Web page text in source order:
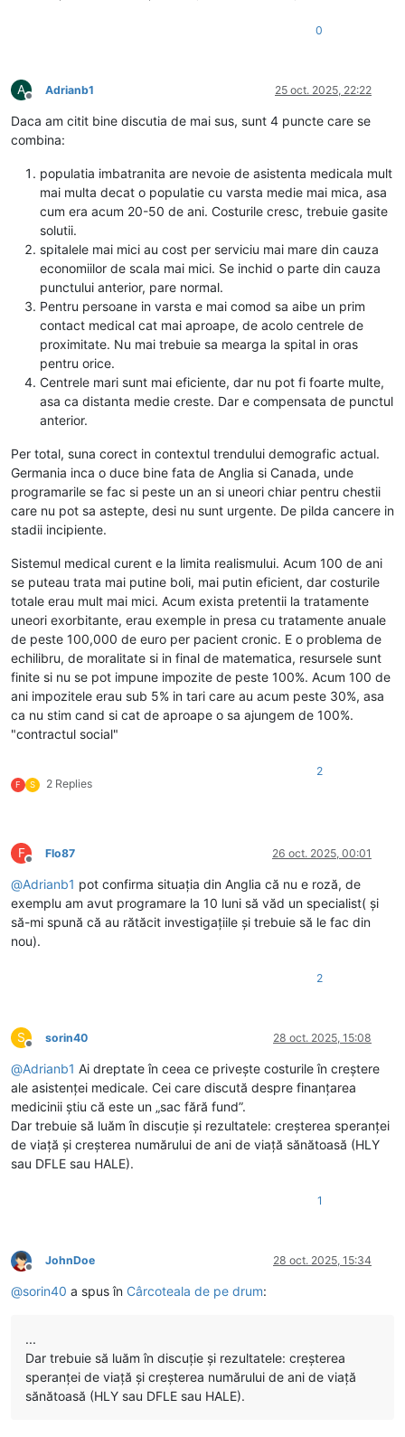
0
A
Deconectat
Adrianb1 25 oct. 2025, 22:22
Daca am citit bine discutia de mai sus, sunt 4 puncte care se
combina:
populatia imbatranita are nevoie de asistenta medicala mult
mai multa decat o populatie cu varsta medie mai mica, asa
cum era acum 20-50 de ani. Costurile cresc, trebuie gasite
solutii.
spitalele mai mici au cost per serviciu mai mare din cauza
economiilor de scala mai mici. Se inchid o parte din cauza
punctului anterior, pare normal.
Pentru persoane in varsta e mai comod sa aibe un prim
contact medical cat mai aproape, de acolo centrele de
proximitate. Nu mai trebuie sa mearga la spital in oras
pentru orice.
Centrele mari sunt mai eficiente, dar nu pot fi foarte multe,
asa ca distanta medie creste. Dar e compensata de punctul
anterior.
Per total, suna corect in contextul trendului demografic actual.
Germania inca o duce bine fata de Anglia si Canada, unde
programarile se fac si peste un an si uneori chiar pentru chestii
care nu pot sa astepte, desi nu sunt urgente. De pilda cancere in
stadii incipiente.
Sistemul medical curent e la limita realismului. Acum 100 de ani
se puteau trata mai putine boli, mai putin eficient, dar costurile
totale erau mult mai mici. Acum exista pretentii la tratamente
uneori exorbitante, erau exemple in presa cu tratamente anuale
de peste 100,000 de euro per pacient cronic. E o problema de
echilibru, de moralitate si in final de matematica, resursele sunt
finite si nu se pot impune impozite de peste 100%. Acum 100 de
ani impozitele erau sub 5% in tari care au acum peste 30%, asa
ca nu stim cand si cat de aproape o sa ajungem de 100%.
"contractul social"
F S 2 Replies
2
F
Deconectat
Flo87 26 oct. 2025, 00:01
@Adrianb1 pot confirma situația din Anglia că nu e roză, de
exemplu am avut programare la 10 luni să văd un specialist( și
să-mi spună că au rătăcit investigațiile și trebuie să le fac din
nou).
2
S
Deconectat
sorin40 28 oct. 2025, 15:08
@Adrianb1 Ai dreptate în ceea ce privește costurile în creștere
ale asistenței medicale. Cei care discută despre finanțarea
medicinii știu că este un „sac fără fund”.
Dar trebuie să luăm în discuție și rezultatele: creșterea speranței
de viață și creșterea numărului de ani de viață sănătoasă (HLY
sau DFLE sau HALE).
1
Deconectat
JohnDoe 28 oct. 2025, 15:34
@sorin40 a spus în Cârcoteala de pe drum:
...
Dar trebuie să luăm în discuție și rezultatele: creșterea
speranței de viață și creșterea numărului de ani de viață
sănătoasă (HLY sau DFLE sau HALE).